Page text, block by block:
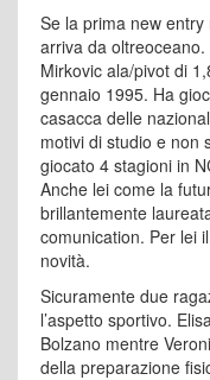
Se la prima new
arriva da
Mirkovic ala/pivot di
gennaio 1995. Ha
casacca delle
motivi di studio e non
giocato 4 stagioni in
Anche lei come la
brillantemente
comunication. Per lei
novità.
Sicuramente due
l’aspetto sportivo.
Bolzano mentre
della preparazione